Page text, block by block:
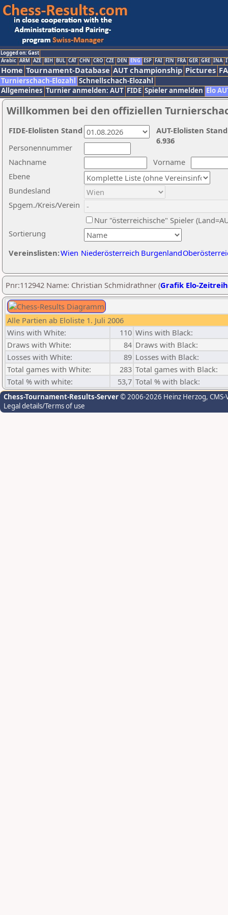
Logged on: Gast
Arabic ARM AZE BIH BUL CAT CHN CRO CZE DEN ENG ESP FAI FIN FRA GER GRE INA
Home Tournament-Database AUT championship Pictures
Turnierschach-Elozahl Schnellschach-Elozahl
Allgemeines Turnier anmelden: AUT FIDE Spieler anmelden Elo
Willkommen bei den offiziellen
Nachname
Vorname
Ebene
Sortierung
Personennummer
Bundesland
Spgem./Kreis/Verein
Nur "österreichische" Spieler
Vereinslisten:Wien Niederösterreich Burgenland
AUT-Elolisten
6.936
FIDE-Elolisten Stand
Pnr:112942 Name: Christian Schmidrathner (Grafik Elo-
Alle Partien ab Eloliste 1. Juli 2006
Wins with White:
110 Wins with Black:
Draws with White:
84 Draws with Black:
Losses with White:
89 Losses with Black:
Total games with White:
283 Total games with Black:
Total % with white:
53,7 Total % with black:
Chess-Tournament-Results-Server© 2006-2026 Heinz Herzog,
Legal details/Terms of use